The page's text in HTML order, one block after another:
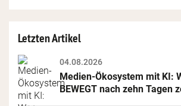
Letzten Artikel
04.08.2026
Medien-Ökosystem mit KI:
BEWEGT nach zehn Tagen